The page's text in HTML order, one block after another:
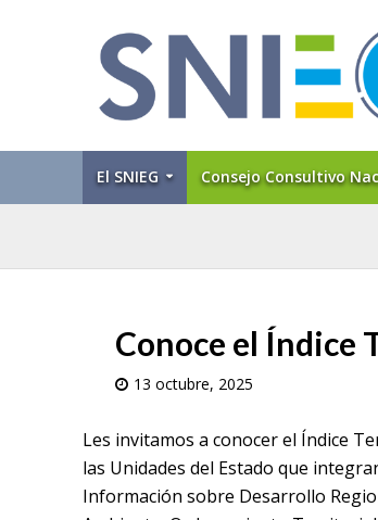
El SNIEG Consejo Consultivo
Conoce el Índice
13 octubre, 2025
Les invitamos a conocer el Índice
las Unidades del Estado que
Información sobre Desarrollo